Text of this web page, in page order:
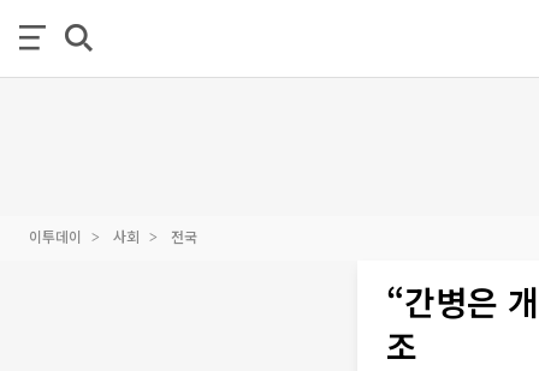
이투데이 사회 전국
“간병은
조